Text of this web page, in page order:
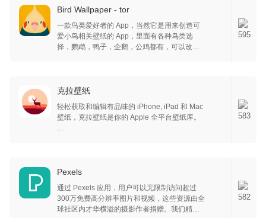
Bird Wallpaper - tor
一款鸟类爱好者的 App，当然它是用来创造可
爱小鸟相关壁纸的 App，里面有各种鸟类选
择，鹦鹉，鸭子，企鹅，公鸡都有，可以改变
595
克拉壁纸
轻松获取和编辑有品味的 iPhone, iPad 和 Mac
壁纸，克拉壁纸是你的 Apple 全平台壁纸库。
无论是经常寻找漂亮的图片做壁纸，还是偏爱
用自己相册的照片做壁纸，克拉壁纸都能满足
你的需求。
583
Pexels
通过 Pexels 应用，用户可以无限制访问超过
300万免费高分辨率图片和视频，这些资源由全
球社区内才华横溢的摄影作者捐赠。我们精选
582